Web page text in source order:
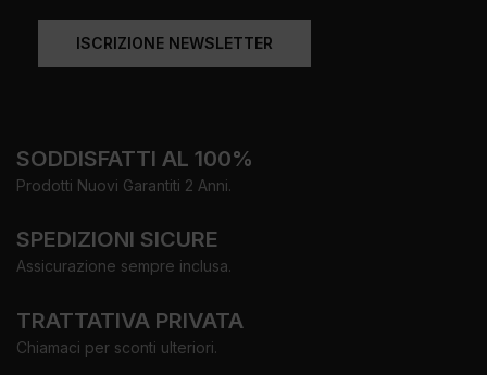
ISCRIZIONE NEWSLETTER
SODDISFATTI AL 100%
Prodotti Nuovi Garantiti 2 Anni.
SPEDIZIONI SICURE
Assicurazione sempre inclusa.
TRATTATIVA PRIVATA
Chiamaci per sconti ulteriori.